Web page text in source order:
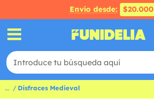
Envío desde: $20.000
... Disfraces Medieval